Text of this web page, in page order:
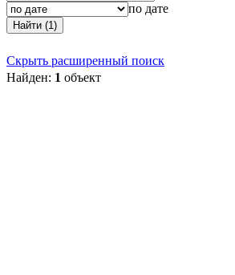
по дате
Найти (1)
Скрыть расширенный поиск
Найден: 1 объект